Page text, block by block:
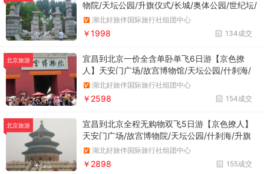
物院/天坛公园/升旗仪式/长城/奥体公园/世纪坛/
圆明园/颐和园/毛主席纪念堂
湖北好旅伴国际旅行社组团中心
134成交
￥1998
北京旅游
宜昌到北京一价全含单卧单飞6日游【京色撩
人】天安门广场/故宫博物馆/天坛公园/什刹海/
升旗仪式/八达岭长城/奥林匹克公园/鸟巢水立方
外景/颐和园/清北外景/圆明园【老北京全鸭宴/
饺子宴/老北京家常菜】
湖北好旅伴国际旅行社组团中心
154成交
￥2598
北京旅游
宜昌到北京全程无购物双飞5日游【京色撩人】
天安门广场/故宫博物院/天坛公园/什刹海/升旗
仪式/奥运杂技/八达岭长城/奥林匹克公园/鸟巢
水立方外景/颐和园/清北外景/圆明园【老北京全
鸭宴/饺子宴/老北京家常菜】
湖北好旅伴国际旅行社组团中心
155成交
￥2898